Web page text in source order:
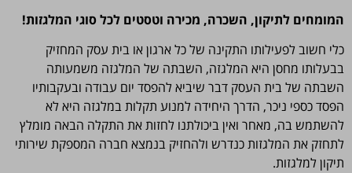
המומחים לתיקון, השכרה, מכירה וטסטים לכל סוגי המלגזות!
כלי חשוב לפעילותו התקינה של כל ארגון או בית עסק המחזיק
בבעלותו מחסן היא המלגזה, השבתה של המלגזה משמעותה
השבתה של בית העסק דבר שיביא להפסד יום עבודה ובעקבותיו
הפסד כספי ניכר, הדרך היחידה למנוע תקלות במלגזה היא לא
להשתמש בה, מאחר ואין ביכולתנו לחזות את התקלה הבאה מומלץ
לתחזק את המלגזות כנדרש ולהחזיק בנמצא חברה המספקת שירותי
תיקון למלגזות.